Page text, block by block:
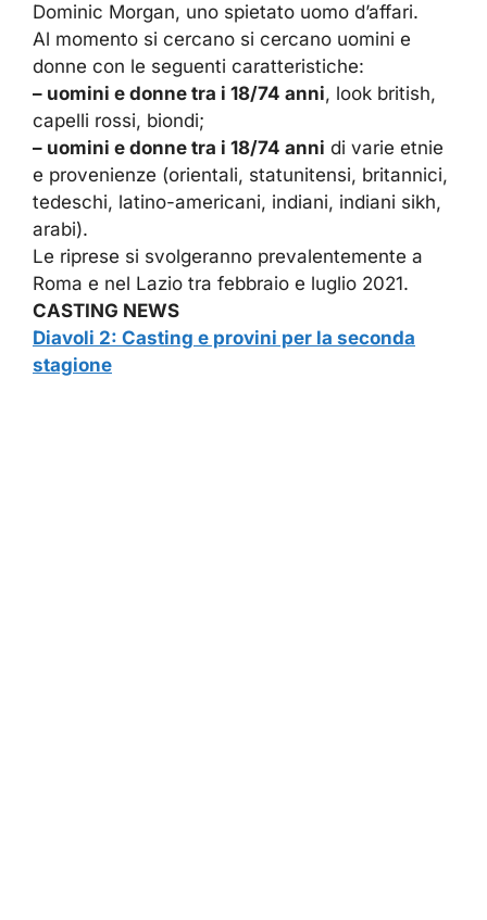
Dominic Morgan, uno spietato uomo d’affari.
Al momento si cercano si cercano uomini e
donne con le seguenti caratteristiche:
– uomini e donne tra i 18/74 anni, look british,
capelli rossi, biondi;
– uomini e donne tra i 18/74 anni di varie etnie
e provenienze (orientali, statunitensi, britannici,
tedeschi, latino-americani, indiani, indiani sikh,
arabi).
Le riprese si svolgeranno prevalentemente a
Roma e nel Lazio tra febbraio e luglio 2021.
CASTING NEWS
Diavoli 2: Casting e provini per la seconda
stagione